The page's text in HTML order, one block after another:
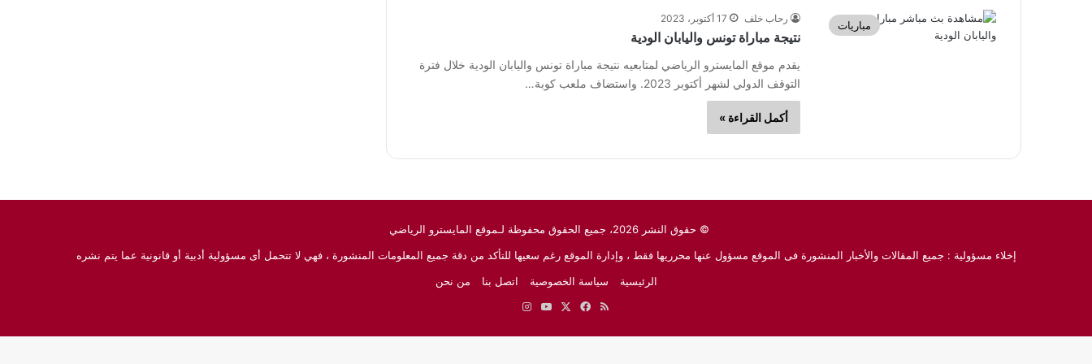
مباريات
رحاب خلف 17 أكتوبر، 2023
نتيجة مباراة تونس واليابان الودية
يقدم موقع المايسترو الرياضي لمتابعيه نتيجة مباراة تونس واليابان الودية خلال فترة
التوقف الدولي لشهر أكتوبر 2023. واستضاف ملعب كوبة…
أكمل القراءة »
© حقوق النشر 2026، جميع الحقوق محفوظة لـموقع المايسترو الرياضي
إخلاء مسؤولية : جميع المقالات والأخبار المنشورة فى الموقع مسؤول عنها محرريها فقط ، وإدارة الموقع رغم سعيها للتأكد من دقة جميع المعلومات المنشورة ، فهي لا تتحمل أى مسؤولية أدبية أو قانونية عما يتم نشره
الرئيسية
سياسة الخصوصية اتصل بنا
من نحن
ملخصفيسبوك ‫YouTubeانستقرام